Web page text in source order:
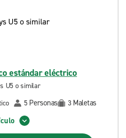
estándar eléctrico
U5 o similar
5 Personas 3 Maletas